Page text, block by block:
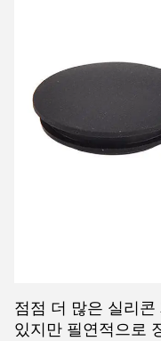
점점 더 많은 실리
있지만 필연적으로